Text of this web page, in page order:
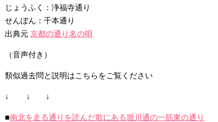
じょうふく：浄福寺通り
せんぼん：千本通り
出典元 京都の通り名の唄
（音声付き）
類似過去問と説明はこちらをご覧ください
↓ ↓ ↓
■南北を走る通りを読んだ歌にある堀川通の一筋東の通り